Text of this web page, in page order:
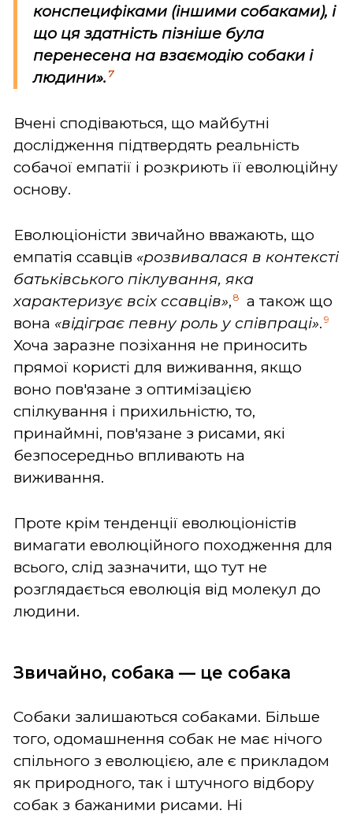
конспецифіками (іншими собаками), і
що ця здатність пізніше була
перенесена на взаємодію собаки і
людини». 7
Вчені сподіваються, що майбутні
дослідження підтвердять реальність
собачої емпатії і розкриють її еволюційну
основу.
Еволюціоністи звичайно вважають, що
емпатія ссавців «розвивалася в контексті
батьківського піклування, яка
характеризує всіх ссавців», 8
а також що
вона «відіграє певну роль у співпраці». 9
Хоча заразне позіхання не приносить
прямої користі для виживання, якщо
воно пов'язане з оптимізацією
спілкування і прихильністю, то,
принаймні, пов'язане з рисами, які
безпосередньо впливають на
виживання.
Проте крім тенденції еволюціоністів
вимагати еволюційного походження для
всього, слід зазначити, що тут не
розглядається еволюція від молекул до
людини.
Звичайно, собака — це собака
Собаки залишаються собаками. Більше
того, одомашнення собак не має нічого
спільного з еволюцією, але є прикладом
як природного, так і штучного відбору
собак з бажаними рисами. Ні